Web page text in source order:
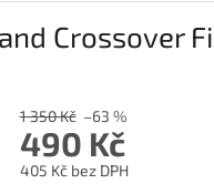
Crossover
1 350 Kč –63 %
490 Kč
405 Kč bez DPH